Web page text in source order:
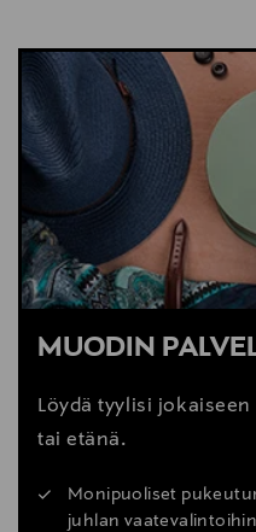
NÄYTÄ VÄHEMMÄN
LUE VINKIT
MUODIN
Löydä tyylisi
tai etänä.
Monipuoliset
juhlan vaatevalintoihin